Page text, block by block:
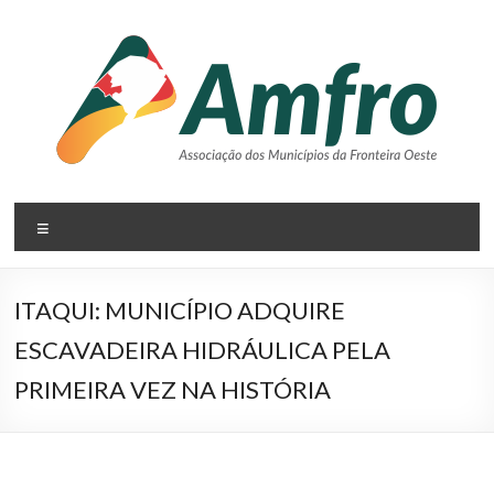
AMFRO
–
Associação
dos
Municípios
ITAQUI: MUNICÍPIO ADQUIRE
ESCAVADEIRA HIDRÁULICA PELA
PRIMEIRA VEZ NA HISTÓRIA